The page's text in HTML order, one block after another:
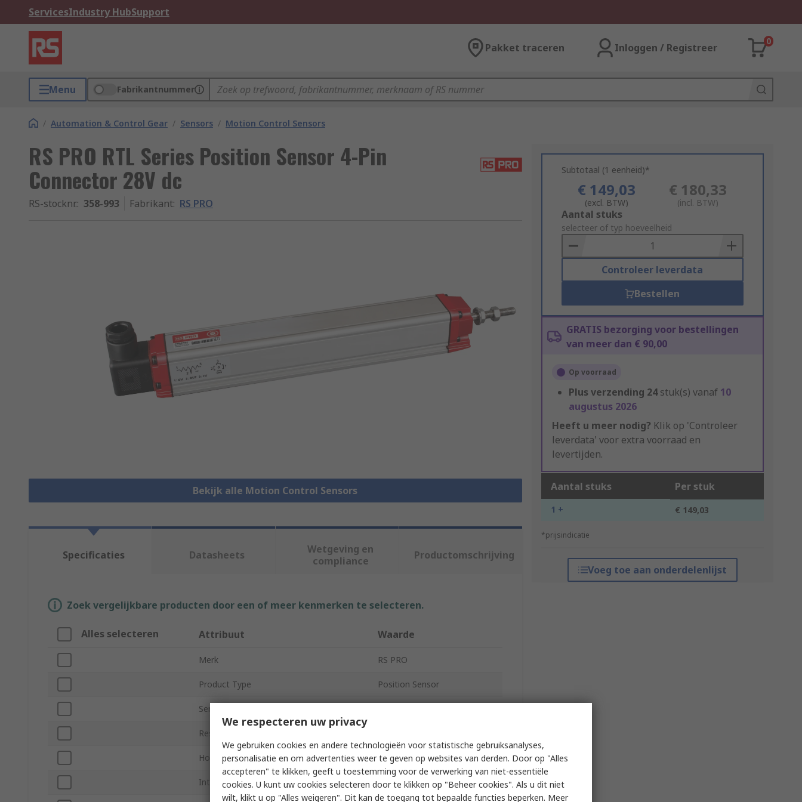
ServicesIndustry HubSupport
Pakket traceren Inloggen / Registreer
0
Menu Fabrikantnummer
/ Automation & Control Gear / Sensors / Motion Control Sensors
RS PRO RTL Series Position Sensor 4-Pin
Connector 28V dc
RS-stocknr.: 358-993 Fabrikant: RS PRO
Bekijk alle Motion Control Sensors
Subtotaal (1 eenheid)*
€ 149,03
(excl. BTW)
€ 180,33
(incl. BTW)
Add
to
Basket
Aantal stuks
selecteer of typ hoeveelheid
Controleer leverdata
Bestellen
GRATIS bezorging voor bestellingen
van meer dan € 90,00
Op voorraad
Plus verzending 24stuk(s) vanaf 10
augustus 2026
Heeft u meer nodig? Klik op 'Controleer
leverdata' voor extra voorraad en
levertijden.
Aantal stuks Per stuk
1 + € 149,03
*prijsindicatie
Voeg toe aan onderdelenlijst
Specificaties Datasheets
Wetgeving en
compliance
Productomschrijving
Zoek vergelijkbare producten door een of meer kenmerken te selecteren.
Alles selecteren Attribuut Waarde
Merk RS PRO
Product Type Position Sensor
Series
Resistance
Housing Material Anodised Aluminium
Interface Type 4-Pin Connector
We respecteren uw privacy
We gebruiken cookies en andere technologieën voor statistische gebruiksanalyses,
personalisatie en om advertenties weer te geven op websites van derden. Door op "Alles
accepteren" te klikken, geeft u toestemming voor de verwerking van niet-essentiële
cookies. U kunt uw cookies selecteren door te klikken op "Beheer cookies". Als u dit niet
wilt, klikt u op "Alles weigeren". Dit kan de toegang tot bepaalde functies beperken. Meer